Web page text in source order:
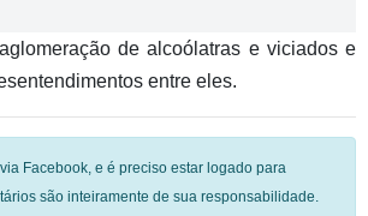
de alcoólatras e viciados e
entre eles.
Facebook, e é preciso estar logado para
são inteiramente de sua responsabilidade.